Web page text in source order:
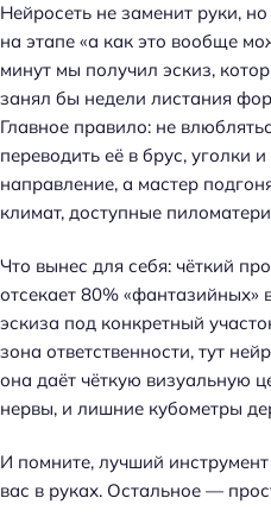
Нейросеть не заменит руки,
на этапе «а как это вообще
минут мы получил эскиз,
занял бы недели листания
Главное правило: не
переводить её в брус, уголки
направление, а мастер
климат, доступные
Что вынес для себя: чёткий
отсекает 80% «фантазийных»
эскиза под конкретный
зона ответственности, тут
она даёт чёткую визуальную
нервы, и лишние кубометры
И помните, лучший
вас в руках. Остальное —